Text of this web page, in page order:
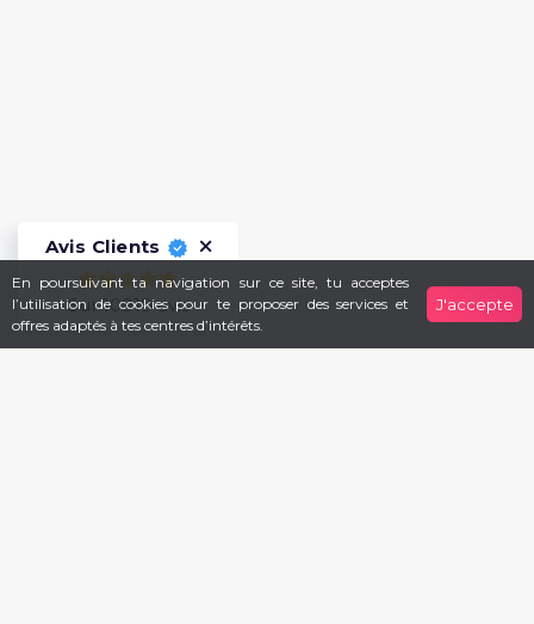
Avis Clients
Sur 10919 avis
En poursuivant ta navigation sur ce site, tu acceptes
l’utilisation de cookies pour te proposer des services et
offres adaptés à tes centres d’intérêts.
J'accepte